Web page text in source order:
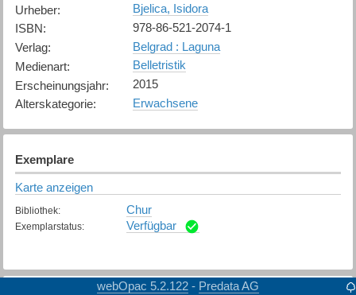
Urheber:
Bjelica, Isidora
ISBN:
978-86-521-2074-1
Verlag:
Belgrad : Laguna
Medienart:
Belletristik
Erscheinungsjahr:
2015
Alterskategorie: Erwachsene
Exemplare
Karte anzeigen
Bibliothek: Chur
Exemplarstatus: Verfügbar
webOpac 5.2.122 - Predata AG